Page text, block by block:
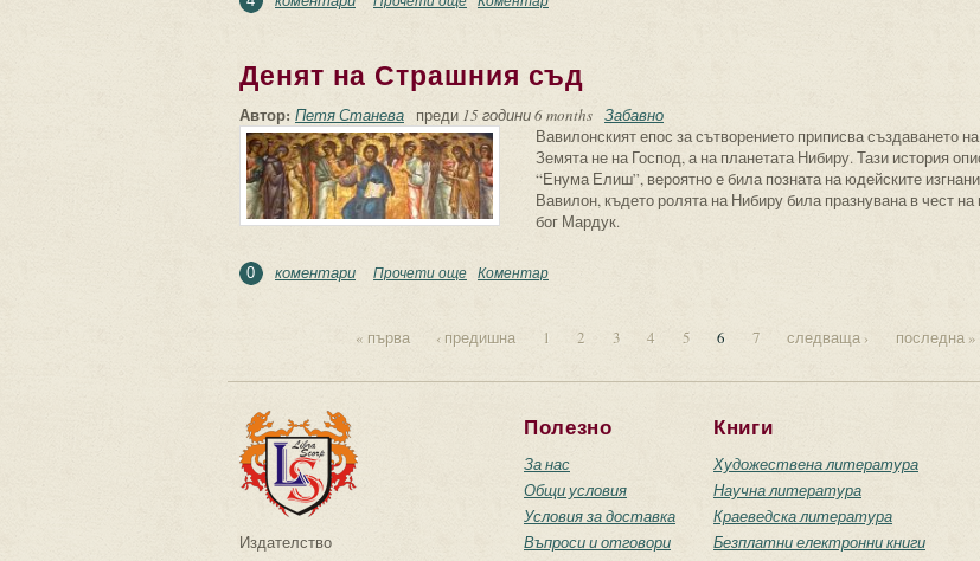
Денят на Страшния съд
Автор: Петя Станева преди 15 години 6 months Забавно
Вавилонският епос за сътворението приписва създаването
Земята не на Господ, а на планетата Нибиру. Тази история
“Енума Елиш”, вероятно е била позната на юдейските
Вавилон, където ролята на Нибиру била празнувана в чест на
бог Мардук.
0 коментари Прочети още about Денят на Страшния съд
Коментар
Страници
« първа ‹ предишна 1 2 3 4 5 6 7 следваща › последна »
Издателство
Полезно
За нас
Общи условия
Условия за доставка
Въпроси и отговори
Книги
Художествена литература
Научна литература
Краеведска литература
Безплатни електронни книги